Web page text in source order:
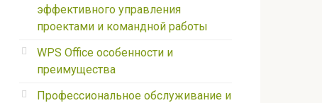
эффективного управления
проектами и командной работы
WPS Office особенности и
преимущества
Профессиональное обслуживание и